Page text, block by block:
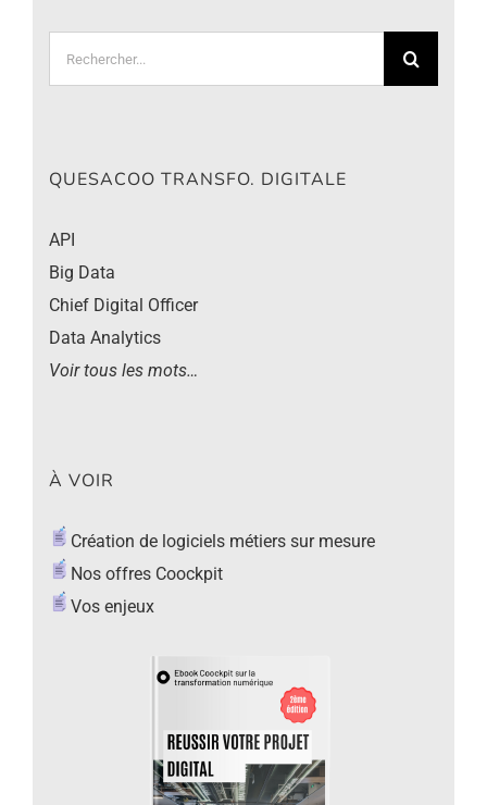
QUESACOO TRANSFO. DIGITALE
API
Big Data
Chief Digital Officer
Data Analytics
Voir tous les mots…
À VOIR
Création de logiciels métiers sur mesure
Nos offres Coockpit
Vos enjeux